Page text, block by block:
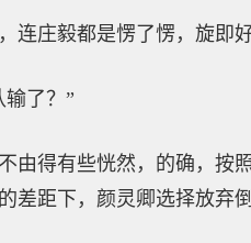
连庄毅都是愣了愣，旋即
了？”
由得有些恍然，的确，按
差距下，颜灵卿选择放弃